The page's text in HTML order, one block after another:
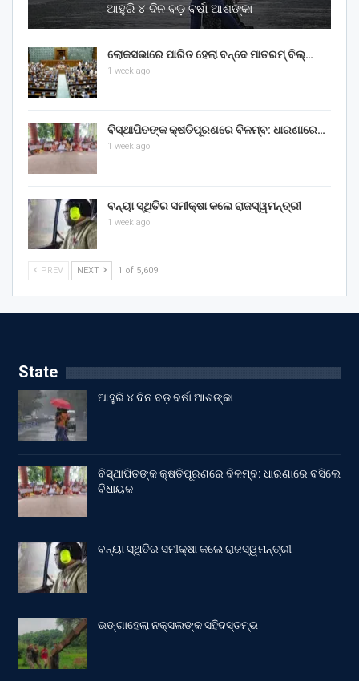
ଆହୁରି ୪ ଦିନ ବଡ଼ ବର୍ଷା ଆଶଙ୍କା
ଲୋକସଭାରେ ପାରିତ ହେଲା ବନ୍ଦେ ମାତରମ୍‌ ବିଲ୍‌…
1 week ago
ବିସ୍ଥାପିତଙ୍କ କ୍ଷତିପୂରଣରେ ବିଳମ୍ବ: ଧାରଣାରେ…
1 week ago
ବନ୍ୟା ସ୍ଥିତିର ସମୀକ୍ଷା କଲେ ରାଜସ୍ୱମନ୍ତ୍ରୀ
1 week ago
PREV NEXT 1 of 5,609
State
ଆହୁରି ୪ ଦିନ ବଡ଼ ବର୍ଷା ଆଶଙ୍କା
ବିସ୍ଥାପିତଙ୍କ କ୍ଷତିପୂରଣରେ ବିଳମ୍ବ: ଧାରଣାରେ ବସିଲେ
ବିଧାୟକ
ବନ୍ୟା ସ୍ଥିତିର ସମୀକ୍ଷା କଲେ ରାଜସ୍ୱମନ୍ତ୍ରୀ
ଭଙ୍ଗାହେଲା ନକ୍ସଲଙ୍କ ସହିଦସ୍ତମ୍ଭ